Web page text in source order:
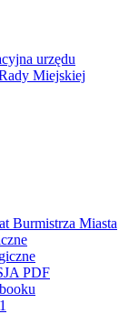
urzędu
Miejskiej
Burmistrza Miasta
PDF